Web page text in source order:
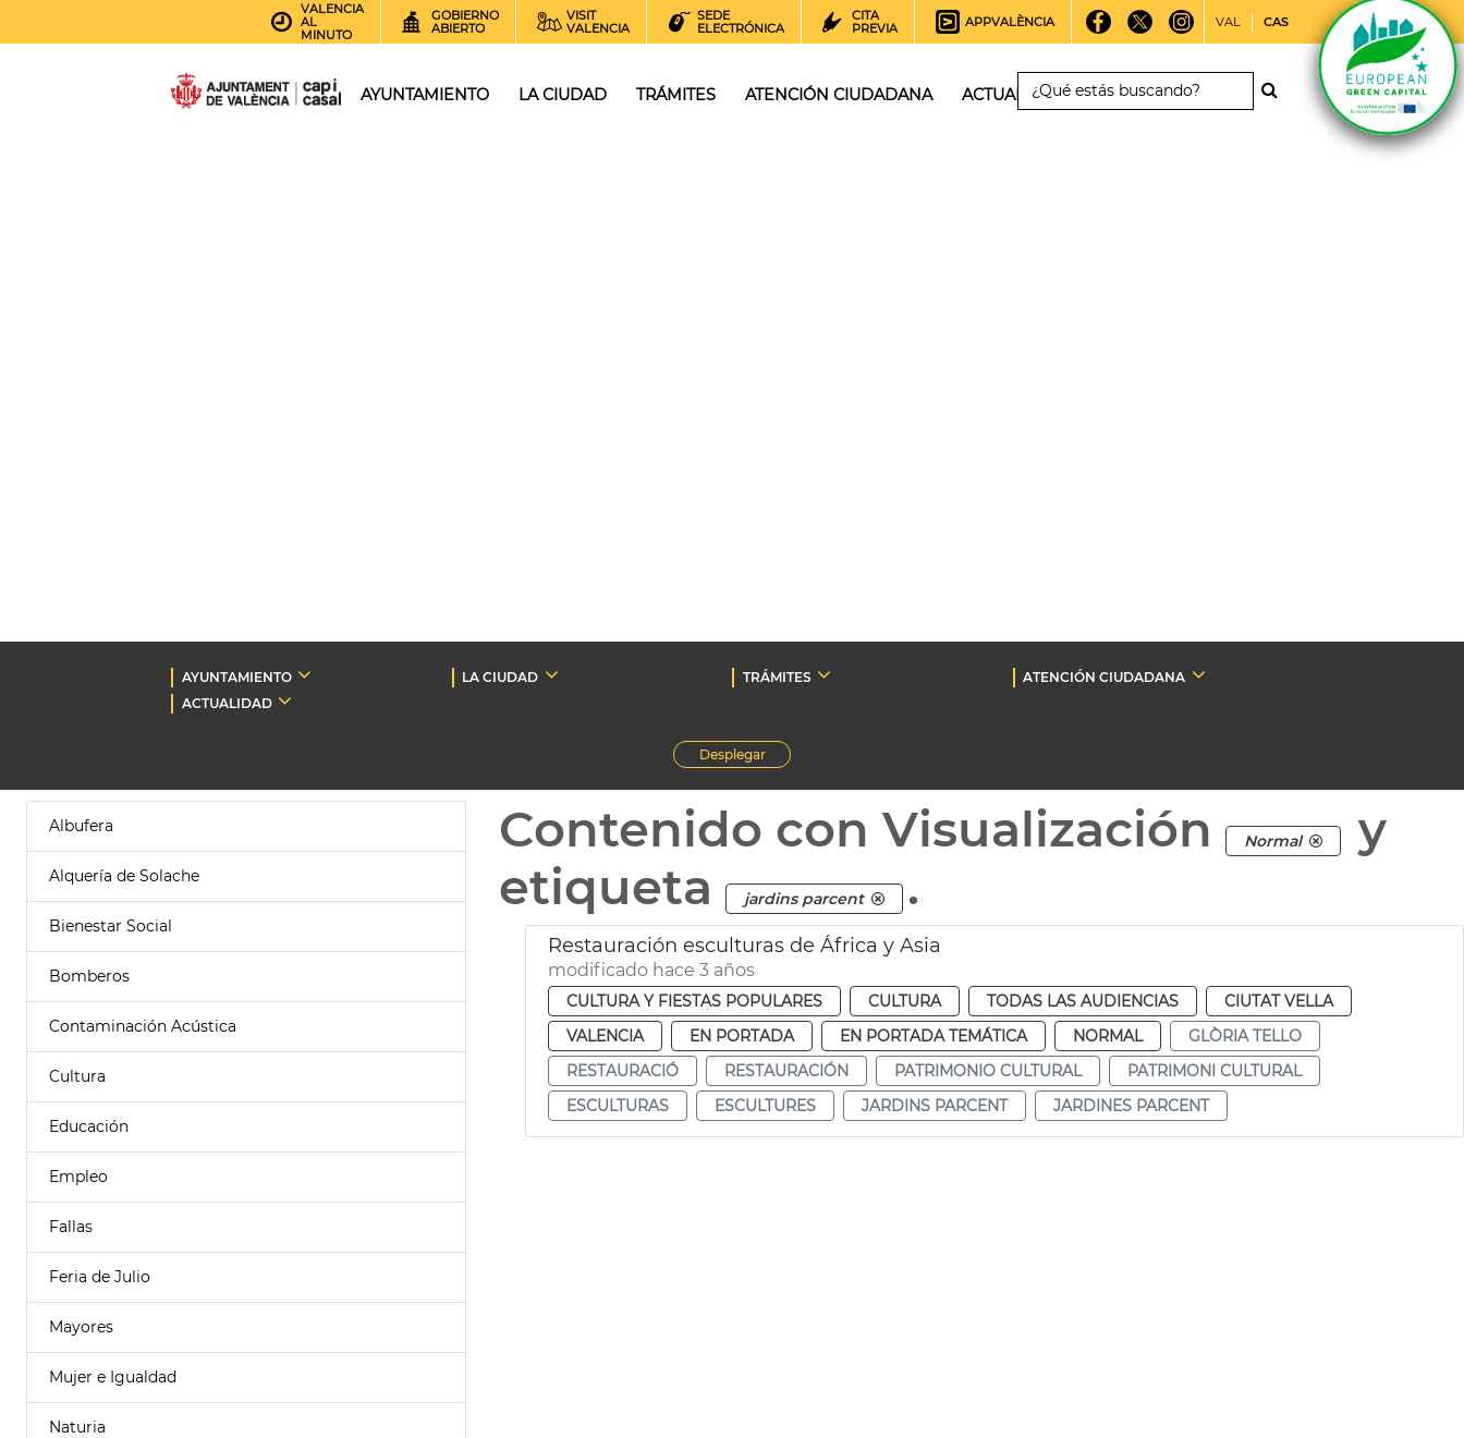
VALENCIA
AL
MINUTO
GOBIERNO
ABIERTO
VISIT
VALENCIA
SEDE
ELECTRÓNICA
CITA
PREVIA
APPVALÈNCIA VAL CAS
AYUNTAMIENTO LA CIUDAD TRÁMITES ATENCIÓN CIUDADANA ACTUALIDAD
AYUNTAMIENTO LA CIUDAD TRÁMITES
ATENCIÓN CIUDADANA
ACTUALIDAD
Desplegar
Albufera
Alquería de Solache
Bienestar Social
Bomberos
Contaminación Acústica
Cultura
Educación
Empleo
Fallas
Feria de Julio
Mayores
Mujer e Igualdad
Naturia
Contenido con Visualización Normal
y
etiqueta
jardins parcent .
Restauración esculturas de África y Asia
modificado hace 3 años
CULTURA Y FIESTAS POPULARES CULTURA TODAS LAS AUDIENCIAS
CIUTAT VELLA
VALENCIA
EN PORTADA EN PORTADA TEMÁTICA NORMAL
GLÒRIA TELLO
RESTAURACIÓ
RESTAURACIÓN PATRIMONIO CULTURAL
PATRIMONI CULTURAL
ESCULTURAS
ESCULTURES JARDINS PARCENT JARDINES PARCENT